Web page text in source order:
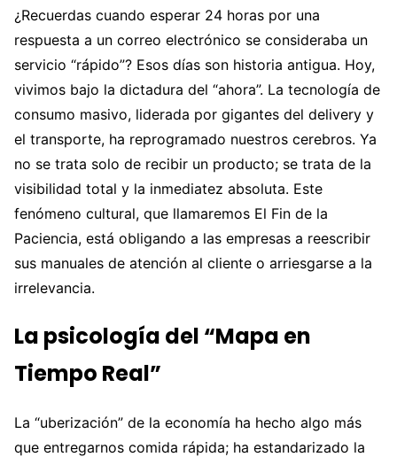
¿Recuerdas cuando esperar 24 horas por una
respuesta a un correo electrónico se consideraba un
servicio “rápido”? Esos días son historia antigua. Hoy,
vivimos bajo la dictadura del “ahora”. La tecnología de
consumo masivo, liderada por gigantes del delivery y
el transporte, ha reprogramado nuestros cerebros. Ya
no se trata solo de recibir un producto; se trata de la
visibilidad total y la inmediatez absoluta. Este
fenómeno cultural, que llamaremos El Fin de la
Paciencia, está obligando a las empresas a reescribir
sus manuales de atención al cliente o arriesgarse a la
irrelevancia.
La psicología del “Mapa en
Tiempo Real”
La “uberización” de la economía ha hecho algo más
que entregarnos comida rápida; ha estandarizado la